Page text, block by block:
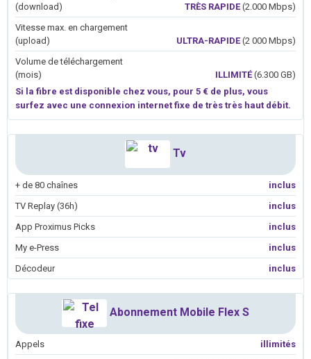
(download)
TRÈS RAPIDE(2.000 Mbps)
Vitesse max. en chargement
(upload)
ULTRA-RAPIDE(2 000 Mbps)
Volume de téléchargement
(mois)
ILLIMITÉ(6.300 GB)
Si la fibre est disponible chez vous, pour 5 € de plus, vous
surfez avec une connexion internet fixe de très très haut débit.
Tv
+ de 80 chaînes
inclus
TV Replay (36h)
inclus
App Proximus Picks
inclus
My e-Press
inclus
Décodeur
inclus
Abonnement Mobile Flex S
Appels illimités